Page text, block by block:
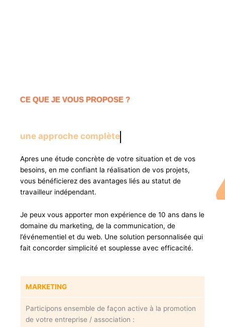
CE QUE JE VOUS PROPOSE ?
une approche complète
Apres une étude concrète de votre situation et de vos
besoins, en me confiant la réalisation de vos projets,
vous bénéficierez des avantages liés au statut de
travailleur indépendant.
Je peux vous apporter mon expérience de 10 ans dans le
domaine du marketing, de la communication, de
l’événementiel et du web. Une solution personnalisée qui
fait concorder simplicité et souplesse avec efficacité.
MARKETING
Participons ensemble de façon active à la promotion
de votre entreprise / association :